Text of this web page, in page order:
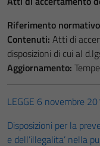
Riferimento
Contenuti: Atti di
disposizioni di cui al
Aggiornamento:
LEGGE 6 novembre
Disposizioni per la
e dell’illegalita’ nella